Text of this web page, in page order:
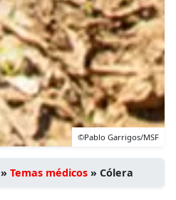
©Pablo Garrigos/MSF
» Temas médicos » Cólera